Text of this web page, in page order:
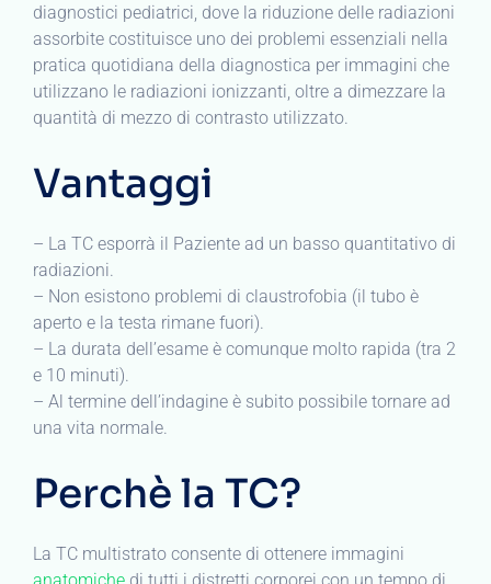
diagnostici pediatrici, dove la riduzione delle radiazioni
assorbite costituisce uno dei problemi essenziali nella
pratica quotidiana della diagnostica per immagini che
utilizzano le radiazioni ionizzanti, oltre a dimezzare la
quantità di mezzo di contrasto utilizzato.
Vantaggi
– La TC esporrà il Paziente ad un basso quantitativo di
radiazioni.
– Non esistono problemi di claustrofobia (il tubo è
aperto e la testa rimane fuori).
– La durata dell’esame è comunque molto rapida (tra 2
e 10 minuti).
– Al termine dell’indagine è subito possibile tornare ad
una vita normale.
Perchè la TC?
La TC multistrato consente di ottenere immagini